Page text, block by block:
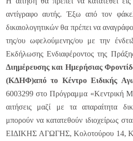
αντίγραφο αυτής. Έξω από τον
δικαιολογητικών θα πρέπει να
της/ου ωφελούμενης/ου με την
Εκδήλωσης Ενδιαφέροντος της
Διημέρευσης και Ημερήσιας
(ΚΔΗΦ)από το Κέντρο Ειδικής
6003299 στο Πρόγραμμα «Κεντρική
αιτήσεις μαζί με τα απαραίτητα
μπορούν να κατατεθούν ιδιοχείρως
ΕΙΔΙΚΗΣ ΑΓΩΓΗΣ, Κολοτούρου 14,